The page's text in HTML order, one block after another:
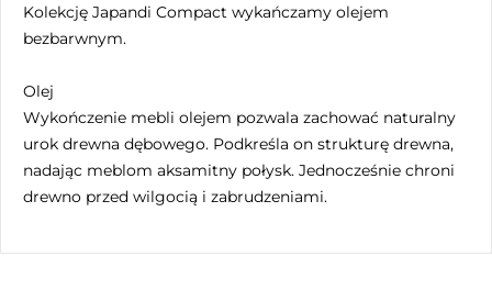
Kolekcję Japandi Compact wykańczamy olejem
bezbarwnym.
Olej
Wykończenie mebli olejem pozwala zachować naturalny
urok drewna dębowego. Podkreśla on strukturę drewna,
nadając meblom aksamitny połysk. Jednocześnie chroni
drewno przed wilgocią i zabrudzeniami.